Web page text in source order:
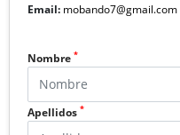
Email: mobando7@gmail.com
Nombre *
Apellidos *